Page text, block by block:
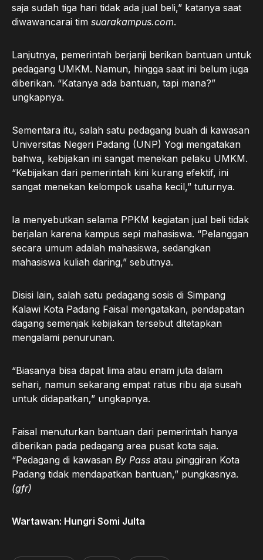
saja sudah tiga hari tidak ada jual beli,” katanya saat
diwawancarai tim suarakampus.com.
Lanjutnya, pemerintah berjanji berikan bantuan untuk
pedagang UMKM. Namun, hingga saat ini belum juga
diberikan. “Katanya ada bantuan, tapi mana?”
ungkapnya.
Sementara itu, salah satu pedagang buah di kawasan
Universitas Negeri Padang (UNP) Yogi mengatakan
bahwa, kebijakan ini sangat menekan pelaku UMKM.
“Kebijakan dari pemerintah kini kurang efektif, ini
sangat menekan kelompok usaha kecil,” tuturnya.
Ia menyebutkan selama PPKM kegiatan jual beli tidak
berjalan karena kampus sepi mahasiswa. “Pelanggan
secara umum adalah mahasiswa, sedangkan
mahasiswa kuliah daring,” sebutnya.
Disisi lain, salah satu pedagang sosis di Simpang
Kalawi Kota Padang Faisal mengatakan, pendapatan
dagang semenjak kebijakan tersebut ditetapkan
mengalami penurunan.
“Biasanya bisa dapat lima atau enam juta dalam
sehari, namun sekarang empat ratus ribu aja susah
untuk didapatkan,” ungkapnya.
Faisal menuturkan bantuan dari pemerintah hanya
diberikan pada pedagang area pusat kota saja.
“Pedagang di kawasan By Pass atau pinggiran Kota
Padang tidak mendapatkan bantuan,” pungkasnya.
(gfr)
Wartawan: Hungri Somi Julta